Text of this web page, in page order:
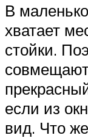
В
хватает
стойки.
если из
вид. Что